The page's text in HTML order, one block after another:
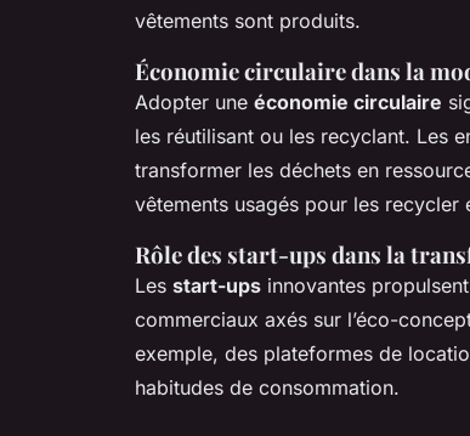
vêtements sont produits.
Économie circulaire dans la
Adopter une économie circulaire
les réutilisant ou les recyclant. Les
transformer les déchets en
vêtements usagés pour les recycler
Rôle des start-ups dans la
Les start-ups innovantes
commerciaux axés sur l’éco-
exemple, des plateformes de
habitudes de consommation.